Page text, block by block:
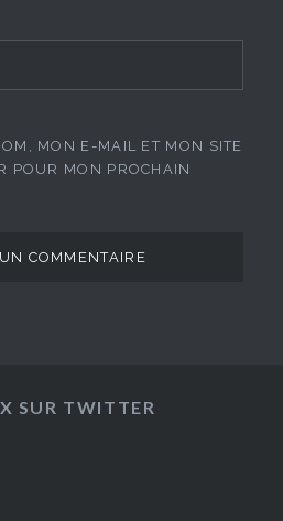
MON E-MAIL ET MON SITE
POUR MON PROCHAIN
SUR TWITTER